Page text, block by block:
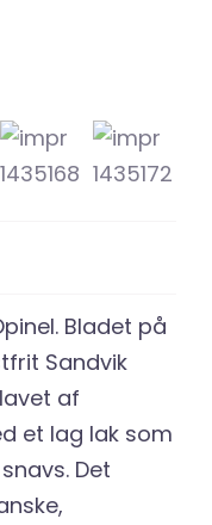
Bladet på
Sandvik
af
et lag lak som
Det